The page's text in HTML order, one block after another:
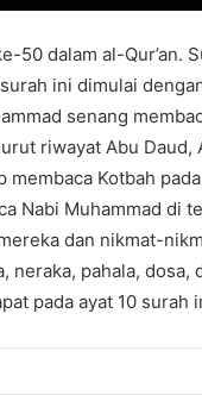
ini dimulai
senang
riwayat Abu
Kotbah
Nabi Muhammad di
dan nikmat-
pahala, dosa,
pada ayat 10 surah